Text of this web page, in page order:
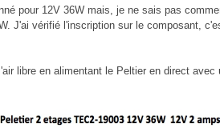
pour 12V 36W mais, je ne sais pas
J'ai vérifié l'inscription sur le composant,
libre en alimentant le Peltier en direct avec